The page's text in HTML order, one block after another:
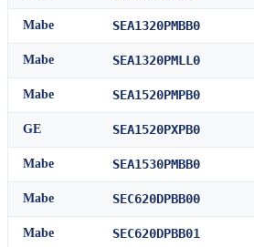
Mabe SEA1320PMBB0
Mabe SEA1320PMLL0
Mabe SEA1520PMPB0
GE SEA1520PXPB0
Mabe SEA1530PMBB0
Mabe SEC620DPBB00
Mabe SEC620DPBB01